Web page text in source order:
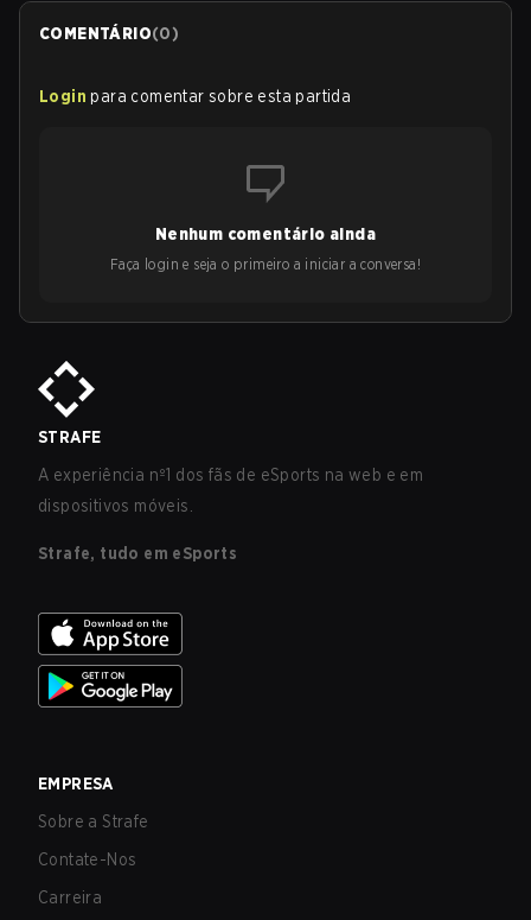
COMENTÁRIO(0)
Login para comentar sobre esta partida
Nenhum comentário ainda
Faça login e seja o primeiro a iniciar a conversa!
STRAFE
A experiência nº1 dos fãs de eSports na web e em
dispositivos móveis.
Strafe, tudo em eSports
EMPRESA
Sobre a Strafe
Contate-Nos
Carreira